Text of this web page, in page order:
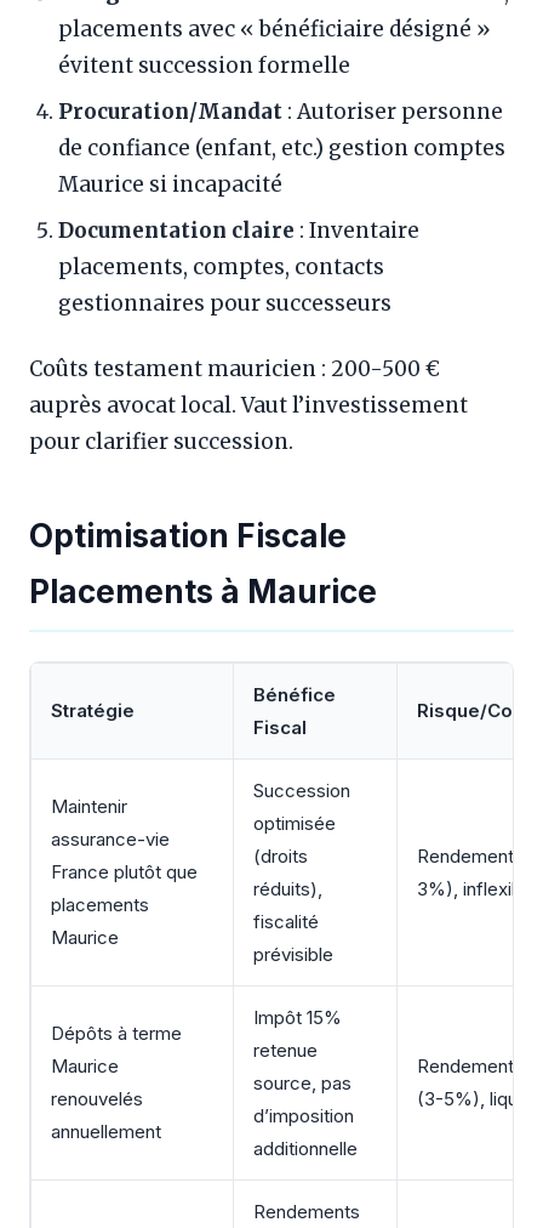
placements avec « bénéficiaire désigné »
évitent succession formelle
Procuration/Mandat : Autoriser personne
de confiance (enfant, etc.) gestion comptes
Maurice si incapacité
Documentation claire : Inventaire
placements, comptes, contacts
gestionnaires pour successeurs
Coûts testament mauricien : 200-500 €
auprès avocat local. Vaut l’investissement
pour clarifier succession.
Optimisation Fiscale
Placements à Maurice
Stratégie
Bénéfice
Fiscal
Risque/
Maintenir
assurance-vie
France plutôt que
placements
Maurice
Succession
optimisée
(droits
réduits),
fiscalité
prévisible
Rendements
3%),
Dépôts à terme
Maurice
renouvelés
annuellement
Impôt 15%
retenue
source, pas
d’imposition
additionnelle
Rendements
(3-5%),
Rendements